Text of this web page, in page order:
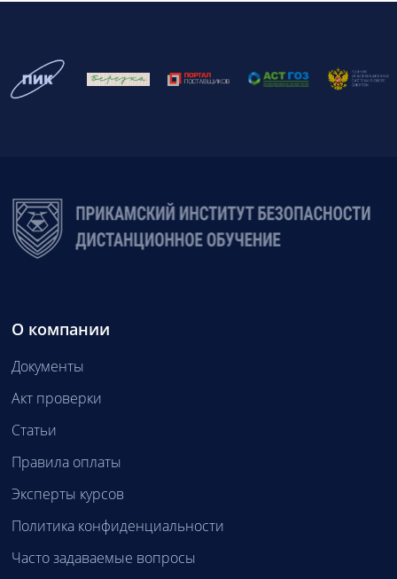
О компании
Документы
Акт проверки
Статьи
Правила оплаты
Эксперты курсов
Политика конфиденциальности
Часто задаваемые вопросы